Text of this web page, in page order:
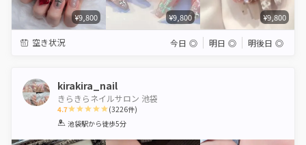
¥9,800 ¥9,800 ¥9,800
空き状況 今日 ◎ 明日 ◎ 明後日 ◎
kirakira_nail
きらきらネイルサロン 池袋
4.7
1 2 3 4 5
(3226件)
池袋駅から徒歩5分